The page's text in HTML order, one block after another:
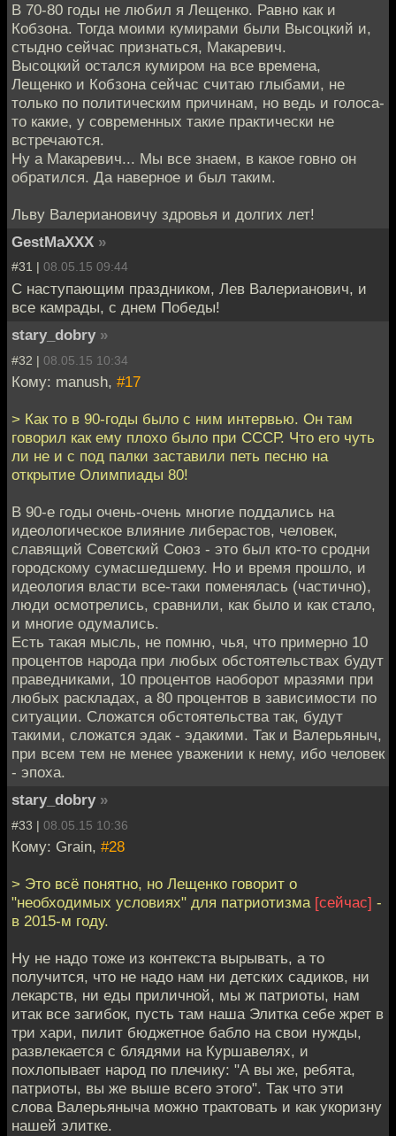
В 70-80 годы не любил я Лещенко. Равно как и
Кобзона. Тогда моими кумирами были Высоцкий и,
стыдно сейчас признаться, Макаревич.
Высоцкий остался кумиром на все времена,
Лещенко и Кобзона сейчас считаю глыбами, не
только по политическим причинам, но ведь и голоса-
то какие, у современных такие практически не
встречаются.
Ну а Макаревич... Мы все знаем, в какое говно он
обратился. Да наверное и был таким.
Льву Валериановичу здровья и долгих лет!
GestMaXXX »
#31 | 08.05.15 09:44
С наступающим праздником, Лев Валерианович, и
все камрады, с днем Победы!
stary_dobry »
#32 | 08.05.15 10:34
Кому: manush, #17
> Как то в 90-годы было с ним интервью. Он там
говорил как ему плохо было при СССР. Что его чуть
ли не и с под палки заставили петь песню на
открытие Олимпиады 80!
В 90-е годы очень-очень многие поддались на
идеологическое влияние либерастов, человек,
славящий Советский Союз - это был кто-то сродни
городскому сумасшедшему. Но и время прошло, и
идеология власти все-таки поменялась (частично),
люди осмотрелись, сравнили, как было и как стало,
и многие одумались.
Есть такая мысль, не помню, чья, что примерно 10
процентов народа при любых обстоятельствах будут
праведниками, 10 процентов наоборот мразями при
любых раскладах, а 80 процентов в зависимости по
ситуации. Сложатся обстоятельства так, будут
такими, сложатся эдак - эдакими. Так и Валерьяныч,
при всем тем не менее уважении к нему, ибо человек
- эпоха.
stary_dobry »
#33 | 08.05.15 10:36
Кому: Grain, #28
> Это всё понятно, но Лещенко говорит о
"необходимых условиях" для патриотизма [сейчас] -
в 2015-м году.
Ну не надо тоже из контекста вырывать, а то
получится, что не надо нам ни детских садиков, ни
лекарств, ни еды приличной, мы ж патриоты, нам
итак все загибок, пусть там наша Элитка себе жрет в
три хари, пилит бюджетное бабло на свои нужды,
развлекается с блядями на Куршавелях, и
похлопывает народ по плечику: "А вы же, ребята,
патриоты, вы же выше всего этого". Так что эти
слова Валерьяныча можно трактовать и как укоризну
нашей элитке.